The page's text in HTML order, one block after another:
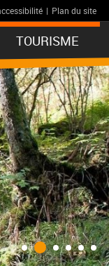
| Plan du site
TOURISME